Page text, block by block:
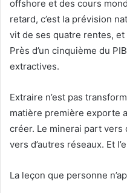
offshore et des cours
retard, c’est la prévision
vit de ses quatre rentes,
Près d’un cinquième du
extractives.
Extraire n’est pas
matière première exporte
créer. Le minerai part vers
vers d’autres réseaux. Et
La leçon que personne